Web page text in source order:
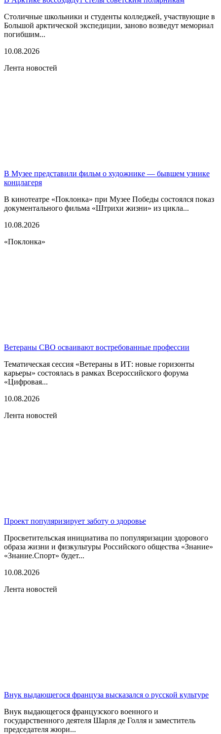
Столичные школьники и студенты колледжей, участвующие в
Большой арктической экспедиции, заново возведут мемориал
погибшим...
10.08.2026
Лента новостей
В Музее представили фильм о художнике — бывшем узнике
концлагеря
В кинотеатре «Поклонка» при Музее Победы состоялся показ
документального фильма «Штрихи жизни» из цикла...
10.08.2026
«Поклонка»
Ветераны СВО осваивают востребованные профессии
Тематическая сессия «Ветераны в ИТ: новые горизонты
карьеры» состоялась в рамках Всероссийского форума
«Цифровая...
10.08.2026
Лента новостей
Проект популяризирует заботу о здоровье
Просветительская инициатива по популяризации здорового
образа жизни и физкультуры Российского общества «Знание»
«Знание.Спорт» будет...
10.08.2026
Лента новостей
Внук выдающегося француза высказался о русской культуре
Внук выдающегося французского военного и
государственного деятеля Шарля де Голля и заместитель
председателя жюри...